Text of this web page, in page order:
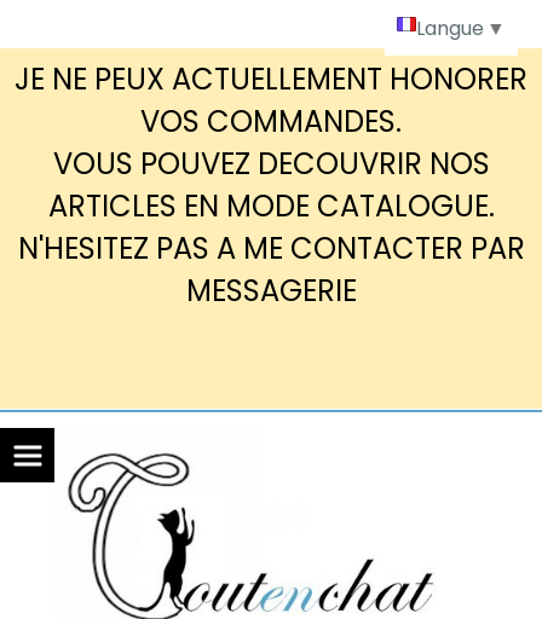
JE NE PEUX ACTUELLEMENT HONORER
VOS COMMANDES.
VOUS POUVEZ DECOUVRIR NOS
ARTICLES EN MODE CATALOGUE.
N'HESITEZ PAS A ME CONTACTER PAR
MESSAGERIE
Langue ▼